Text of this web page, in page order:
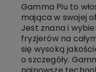
Gamma Piu to
mająca w swojej
Jest znana i
fryzjerów na
się wysoką
o szczegóły.